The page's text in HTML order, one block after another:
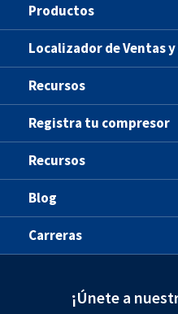
Productos
Localizador de Ventas
Recursos
Registra tu compresor
Recursos
Blog
Carreras
¡Únete a